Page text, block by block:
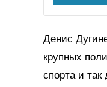
Денис
крупных
спорта и